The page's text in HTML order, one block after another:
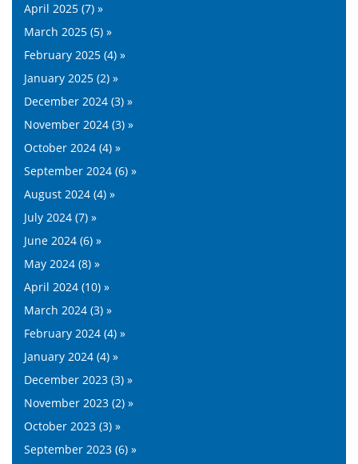
April 2025 (7) »
March 2025 (5) »
February 2025 (4) »
January 2025 (2) »
December 2024 (3) »
November 2024 (3) »
October 2024 (4) »
September 2024 (6) »
August 2024 (4) »
July 2024 (7) »
June 2024 (6) »
May 2024 (8) »
April 2024 (10) »
March 2024 (3) »
February 2024 (4) »
January 2024 (4) »
December 2023 (3) »
November 2023 (2) »
October 2023 (3) »
September 2023 (6) »